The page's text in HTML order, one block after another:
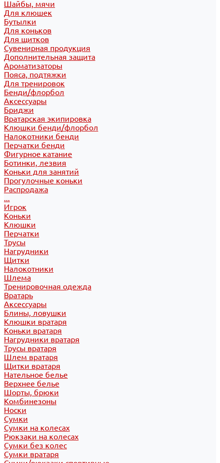
Шайбы, мячи
Для клюшек
Бутылки
Для коньков
Для щитков
Сувенирная продукция
Дополнительная защита
Ароматизаторы
Пояса, подтяжки
Для тренировок
Бенди/флорбол
Аксессуары
Бриджи
Вратарская экипировка
Клюшки бенди/флорбол
Налокотники бенди
Перчатки бенди
Фигурное катание
Ботинки, лезвия
Коньки для занятий
Прогулочные коньки
Распродажа
...
Игрок
Коньки
Клюшки
Перчатки
Трусы
Нагрудники
Щитки
Налокотники
Шлема
Тренировочная одежда
Вратарь
Аксессуары
Блины, ловушки
Клюшки вратаря
Коньки вратаря
Нагрудники вратаря
Трусы вратаря
Шлем вратаря
Щитки вратаря
Нательное белье
Верхнее белье
Шорты, брюки
Комбинезоны
Носки
Сумки
Сумки на колесах
Рюкзаки на колесах
Сумки без колес
Сумки вратаря